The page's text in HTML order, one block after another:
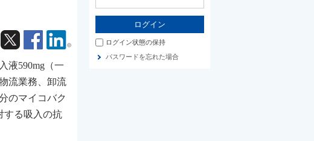
Twitter Facebook Linkedin
液590mg（一
流業務、卸流
のマイコバク
する吸入の抗
ログイン状態の保持
パスワードを忘れた場合